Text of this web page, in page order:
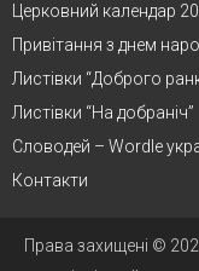
Церковний календар
Привітання з днем
Листівки “Доброго
Листівки “На добраніч”
Словодей – Wordle
Контакти
Права захищені ©